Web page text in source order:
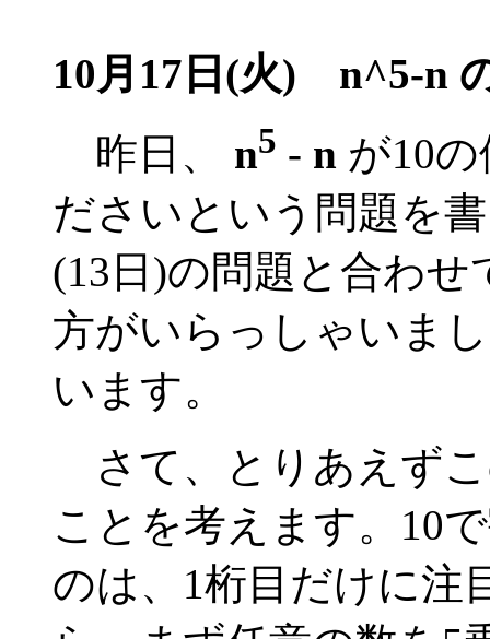
10月17日(火) n^5-n
昨日、
n5 - n が10
ださいという問題を
(13日)の問題と合わ
方がいらっしゃいま
います。
さて、とりあえず
ことを考えます。10
のは、1桁目だけに注